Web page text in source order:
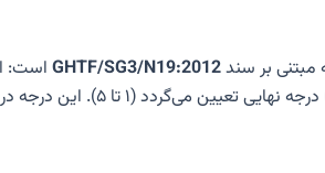
مبتنی بر سندGHTF/SG3/N19:2012
نهایی تعیین می‌گردد (۱ تا ۵). این درجه در تصمیمات رگولاتوری/صدور گواهی نقش دارد.